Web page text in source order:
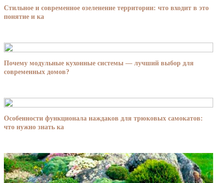
Стильное и современное озеленение территории: что входит в это
понятие и ка
Почему модульные кухонные системы — лучший выбор для
современных домов?
Особенности функционала наждаков для трюковых самокатов:
что нужно знать ка